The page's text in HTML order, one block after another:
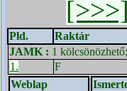
[>>>]
Pld. Raktár
JAMK : 1
1.
F
Weblap